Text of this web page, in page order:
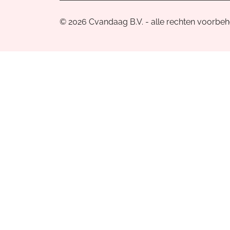
© 2026 Cvandaag B.V. - alle rechten